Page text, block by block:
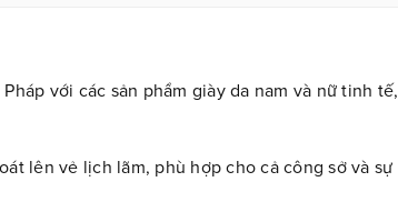
với các sản phẩm giày da nam và nữ tinh tế,
lên vẻ lịch lãm, phù hợp cho cả công sở và sự